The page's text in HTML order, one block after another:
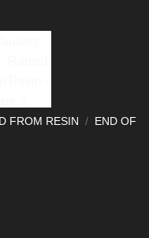
FROM RESIN /
END OF